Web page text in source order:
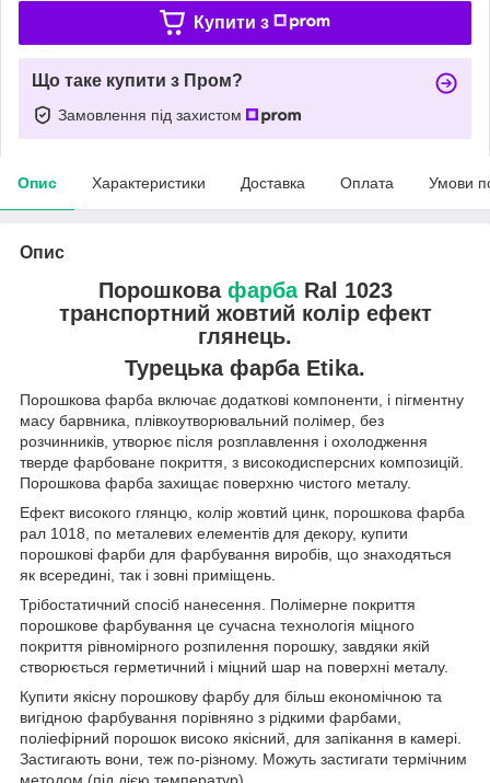
Купити з
Що таке купити з Пром?
Замовлення під захистом
Опис Характеристики Доставка Оплата Умови
Опис
Порошкова фарба Ral 1023
транспортний жовтий колір ефект
глянець.
Турецька фарба Etika.
Порошкова фарба включає додаткові компоненти, і пігментну
масу барвника, плівкоутворювальний полімер, без
розчинників, утворює після розплавлення і охолодження
тверде фарбоване покриття, з високодисперсних композицій.
Порошкова фарба захищає поверхню чистого металу.
Ефект високого глянцю, колір жовтий цинк, порошкова фарба
рал 1018, по металевих елементів для декору, купити
порошкові фарби для фарбування виробів, що знаходяться
як всередині, так і зовні приміщень.
Трібостатичний спосіб нанесення. Полімерне покриття
порошкове фарбування це сучасна технологія міцного
покриття рівномірного розпилення порошку, завдяки якій
створюється герметичний і міцний шар на поверхні металу.
Купити якісну порошкову фарбу для більш економічною та
вигідною фарбування порівняно з рідкими фарбами,
поліефірний порошок високо якісний, для запікання в камері.
Застигають вони, теж по-різному. Можуть застигати термічним
методом (під дією температур)